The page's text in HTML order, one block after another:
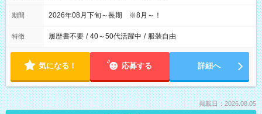
期間 2026年08月下旬～長期 ※8月～！
特徴 履歴書不要 / 40～50代活躍中 / 服装自由
気になる！ 応募する 詳細へ
掲載日：2026.08.05